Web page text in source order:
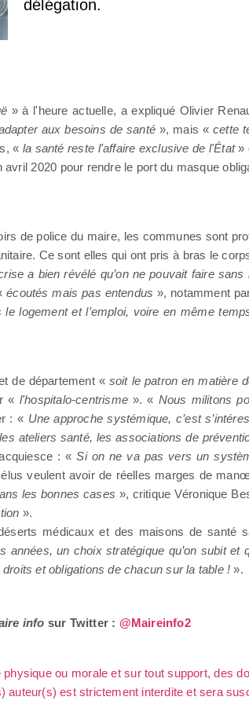
délégation.
» à l'heure actuelle, a expliqué Olivier
aux besoins de santé », mais « cette
« la santé reste l'affaire exclusive de l'État»
2020 pour rendre le port du masque
de police du maire, les communes sont
Ce sont elles qui ont pris à bras le
a bien révélé qu’on ne pouvait faire
écoutés mais pas entendus », notamment
logement et l’emploi, voire en même
de département « soit le patron en matière
« l'hospitalo-centrisme». « Nous militons
: « Une approche systémique, c’est
ateliers santé, les associations de
: «Si on ne va pas vers un
veulent avoir de réelles marges de
les bonnes cases », critique Véronique
».
médicaux et des maisons de santé
un choix stratégique qu’on subit et
et obligations de chacun sur la table !».
info sur Twitter : @Maireinfo2
ou morale et sur tout support, des
auteur(s) est strictement interdite et sera